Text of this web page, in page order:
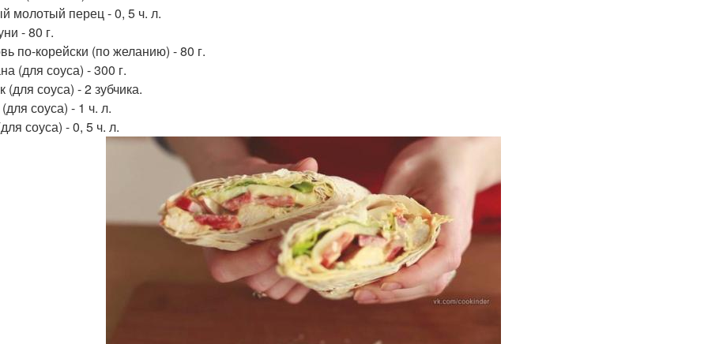
молотый перец - 0, 5 ч. л.
- 80 г.
по-корейски (по желанию) - 80 г.
(для соуса) - 300 г.
(для соуса) - 2 зубчика.
соуса) - 1 ч. л.
соуса) - 0, 5 ч. л.